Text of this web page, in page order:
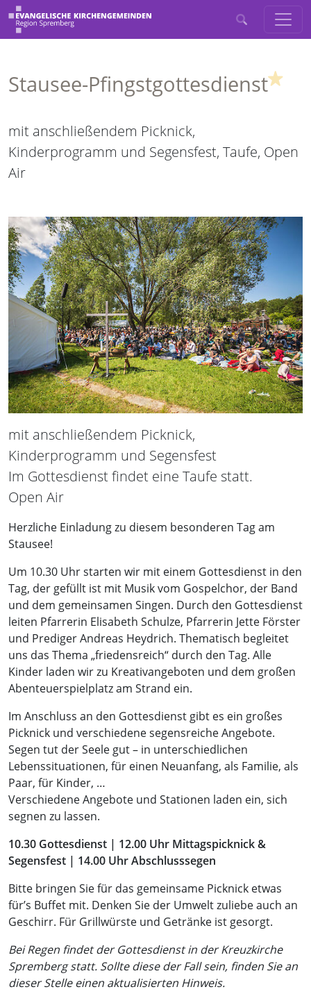
Stausee-Pfingstgottesdienst
mit anschließendem Picknick,
Kinderprogramm und Segensfest, Taufe, Open
Air
mit anschließendem Picknick,
Kinderprogramm und Segensfest
Im Gottesdienst findet eine Taufe statt.
Open Air
Herzliche Einladung zu diesem besonderen Tag am
Stausee!
Um 10.30 Uhr starten wir mit einem Gottesdienst in den
Tag, der gefüllt ist mit Musik vom Gospelchor, der Band
und dem gemeinsamen Singen. Durch den Gottesdienst
leiten Pfarrerin Elisabeth Schulze, Pfarrerin Jette Förster
und Prediger Andreas Heydrich. Thematisch begleitet
uns das Thema „friedensreich“ durch den Tag. Alle
Kinder laden wir zu Kreativangeboten und dem großen
Abenteuerspielplatz am Strand ein.
Im Anschluss an den Gottesdienst gibt es ein großes
Picknick und verschiedene segensreiche Angebote.
Segen tut der Seele gut – in unterschiedlichen
Lebenssituationen, für einen Neuanfang, als Familie, als
Paar, für Kinder, …
Verschiedene Angebote und Stationen laden ein, sich
segnen zu lassen.
10.30 Gottesdienst | 12.00 Uhr Mittagspicknick &
Segensfest | 14.00 UhrAbschlusssegen
Bitte bringen Sie für das gemeinsame Picknick etwas
für’s Buffet mit. Denken Sie der Umwelt zuliebe auch an
Geschirr. Für Grillwürste und Getränke ist gesorgt.
Bei Regen findet der Gottesdienst in der Kreuzkirche
Spremberg statt. Sollte diese der Fall sein, finden Sie an
dieser Stelle einen aktualisierten Hinweis.